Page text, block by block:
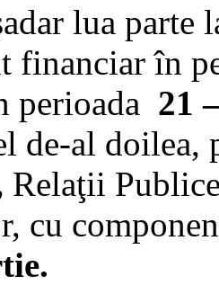
lua parte
financiar în
perioada 21
de-al
Relaţii
cu